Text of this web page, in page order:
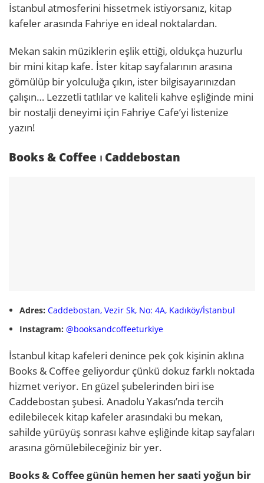
İstanbul atmosferini hissetmek istiyorsanız, kitap
kafeler arasında Fahriye en ideal noktalardan.
Mekan sakin müziklerin eşlik ettiği, oldukça huzurlu
bir mini kitap kafe. İster kitap sayfalarının arasına
gömülüp bir yolculuğa çıkın, ister bilgisayarınızdan
çalışın… Lezzetli tatlılar ve kaliteli kahve eşliğinde mini
bir nostalji deneyimi için Fahriye Cafe’yi listenize
yazın!
Books & Coffee ⏐ Caddebostan
Adres:Caddebostan, Vezir Sk, No: 4A, Kadıköy/İstanbul
Instagram:@booksandcoffeeturkiye
İstanbul kitap kafeleri denince pek çok kişinin aklına
Books & Coffee geliyordur çünkü dokuz farklı noktada
hizmet veriyor. En güzel şubelerinden biri ise
Caddebostan şubesi. Anadolu Yakası’nda tercih
edilebilecek kitap kafeler arasındaki bu mekan,
sahilde yürüyüş sonrası kahve eşliğinde kitap sayfaları
arasına gömülebileceğiniz bir yer.
Books & Coffee günün hemen her saati yoğun bir